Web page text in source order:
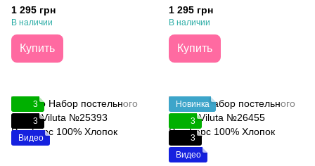
№25390 Евро
1 295 грн
В наличии
Купить
№24321 Евро
1 295 грн
В наличии
Купить
3
3
Видео
Новинка
3
3
Видео